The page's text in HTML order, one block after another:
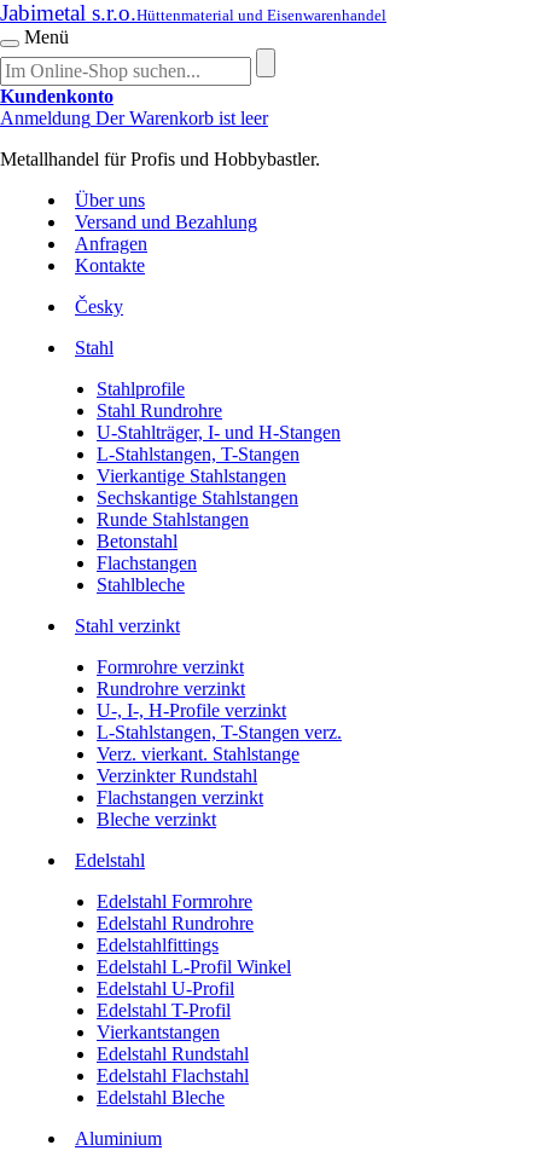
Jabimetal s.r.o.Hüttenmaterial und Eisenwarenhandel
Menü
Kundenkonto
Anmeldung Der Warenkorb ist leer
Metallhandel für Profis und Hobbybastler.
Über uns
Versand und Bezahlung
Anfragen
Kontakte
Česky
Stahl
Stahlprofile
Stahl Rundrohre
U-Stahlträger, I- und H-Stangen
L-Stahlstangen, T-Stangen
Vierkantige Stahlstangen
Sechskantige Stahlstangen
Runde Stahlstangen
Betonstahl
Flachstangen
Stahlbleche
Stahl verzinkt
Formrohre verzinkt
Rundrohre verzinkt
U-, I-, H-Profile verzinkt
L-Stahlstangen, T-Stangen verz.
Verz. vierkant. Stahlstange
Verzinkter Rundstahl
Flachstangen verzinkt
Bleche verzinkt
Edelstahl
Edelstahl Formrohre
Edelstahl Rundrohre
Edelstahlfittings
Edelstahl L-Profil Winkel
Edelstahl U-Profil
Edelstahl T-Profil
Vierkantstangen
Edelstahl Rundstahl
Edelstahl Flachstahl
Edelstahl Bleche
Aluminium